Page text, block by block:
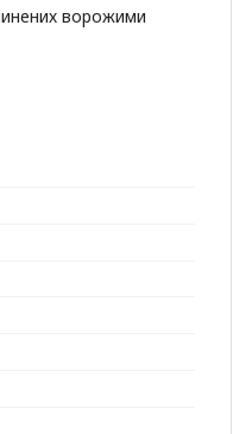
ворожими